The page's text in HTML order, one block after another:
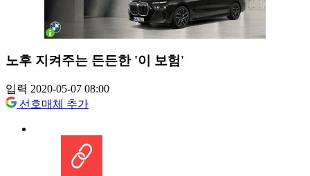
노후 지켜주는 든든한 '이 보험'
입력 2020-05-07 08:00
선호매체 추가